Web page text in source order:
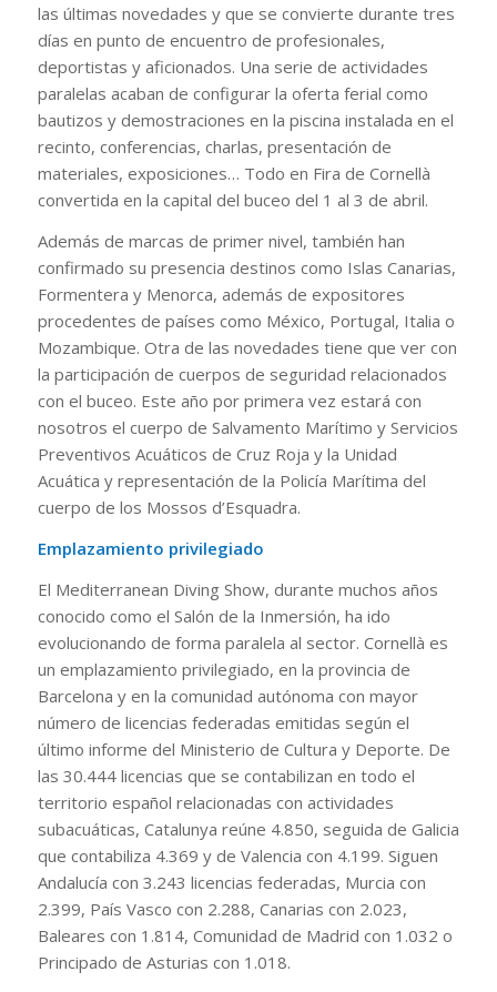
las últimas novedades y que se convierte durante tres
días en punto de encuentro de profesionales,
deportistas y aficionados. Una serie de actividades
paralelas acaban de configurar la oferta ferial como
bautizos y demostraciones en la piscina instalada en el
recinto, conferencias, charlas, presentación de
materiales, exposiciones… Todo en Fira de Cornellà
convertida en la capital del buceo del 1 al 3 de abril.
Además de marcas de primer nivel, también han
confirmado su presencia destinos como Islas Canarias,
Formentera y Menorca, además de expositores
procedentes de países como México, Portugal, Italia o
Mozambique. Otra de las novedades tiene que ver con
la participación de cuerpos de seguridad relacionados
con el buceo. Este año por primera vez estará con
nosotros el cuerpo de Salvamento Marítimo y Servicios
Preventivos Acuáticos de Cruz Roja y la Unidad
Acuática y representación de la Policía Marítima del
cuerpo de los Mossos d’Esquadra.
Emplazamiento privilegiado
El Mediterranean Diving Show, durante muchos años
conocido como el Salón de la Inmersión, ha ido
evolucionando de forma paralela al sector. Cornellà es
un emplazamiento privilegiado, en la provincia de
Barcelona y en la comunidad autónoma con mayor
número de licencias federadas emitidas según el
último informe del Ministerio de Cultura y Deporte. De
las 30.444 licencias que se contabilizan en todo el
territorio español relacionadas con actividades
subacuáticas, Catalunya reúne 4.850, seguida de Galicia
que contabiliza 4.369 y de Valencia con 4.199. Siguen
Andalucía con 3.243 licencias federadas, Murcia con
2.399, País Vasco con 2.288, Canarias con 2.023,
Baleares con 1.814, Comunidad de Madrid con 1.032 o
Principado de Asturias con 1.018.